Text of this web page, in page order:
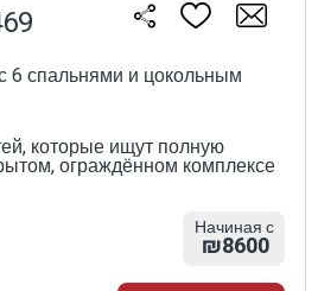
6 спальнями и цокольным
которые ищут полную
ограждённом комплексе
Начиная с
₪8600